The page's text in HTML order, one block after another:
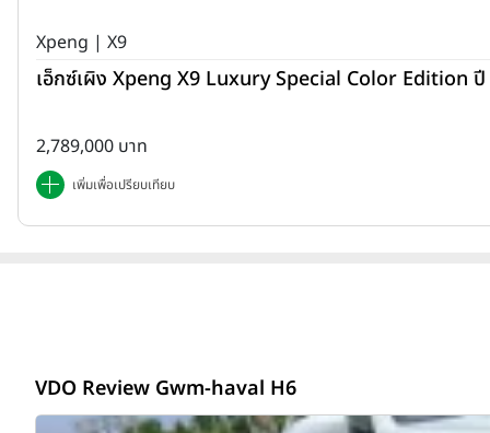
Xpeng | X9
เอ็กซ์เผิง Xpeng X9 Luxury Special Color Edition
2,789,000 บาท
เพิ่มเพื่อเปรียบเทียบ
VDO Review Gwm-haval H6